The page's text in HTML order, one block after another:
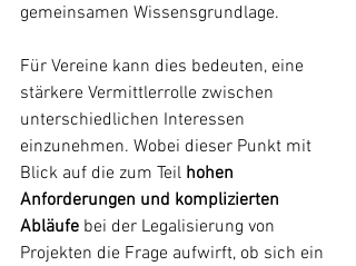
gemeinsamen Wissensgrundlage.
Für Vereine kann dies bedeuten, eine
stärkere Vermittlerrolle zwischen
unterschiedlichen Interessen
einzunehmen. Wobei dieser Punkt mit
Blick auf die zum Teil hohen
Anforderungen und komplizierten
Abläufe bei der Legalisierung von
Projekten die Frage aufwirft, ob sich ein